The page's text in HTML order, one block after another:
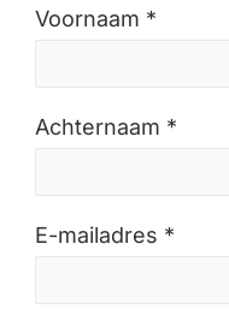
Voornaam *
Achternaam *
E-mailadres *